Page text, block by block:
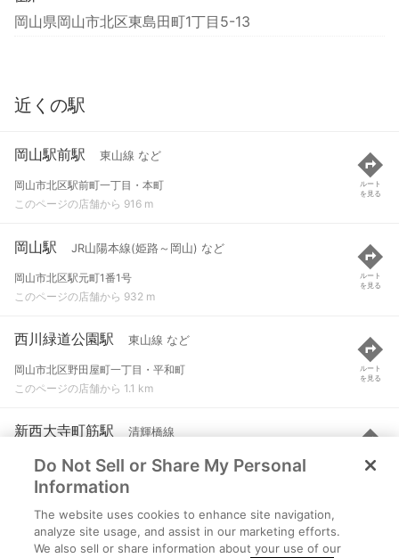
岡山県岡山市北区東島田町1丁目5-13
近くの駅
岡山駅前駅 東山線 など
岡山市北区駅前町一丁目・本町
このページの店舗から 916 m
ルート
を見る
岡山駅 JR山陽本線(姫路～岡山) など
岡山市北区駅元町1番1号
このページの店舗から 932 m
ルート
を見る
西川緑道公園駅 東山線 など
岡山市北区野田屋町一丁目・平和町
このページの店舗から 1.1 km
ルート
を見る
新西大寺町筋駅 清輝橋線
岡山市北区田町二丁目・表町三丁目
このページの店舗から 1.2 km
ルート
を見る
田町駅 清輝橋線
岡山市北区田町一丁目・中山下二丁目
Do Not Sell or Share My Personal
Information
The website uses cookies to enhance site navigation,
analyze site usage, and assist in our marketing efforts.
We also sell or share information about your use of our